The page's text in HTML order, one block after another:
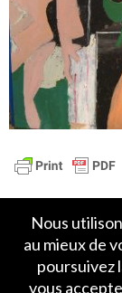
Nous
au mieux de
poursuivez
vous